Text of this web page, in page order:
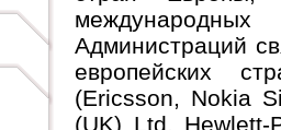
Администраций
европейских
(Ericsson, Nokia
(UK) Ltd, Hewlett-